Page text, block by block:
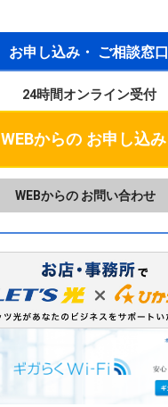
お申し込み・ ご相談窓口
24時間オンライン受付
WEBからのお申し込み
WEBからの お問い合わせ